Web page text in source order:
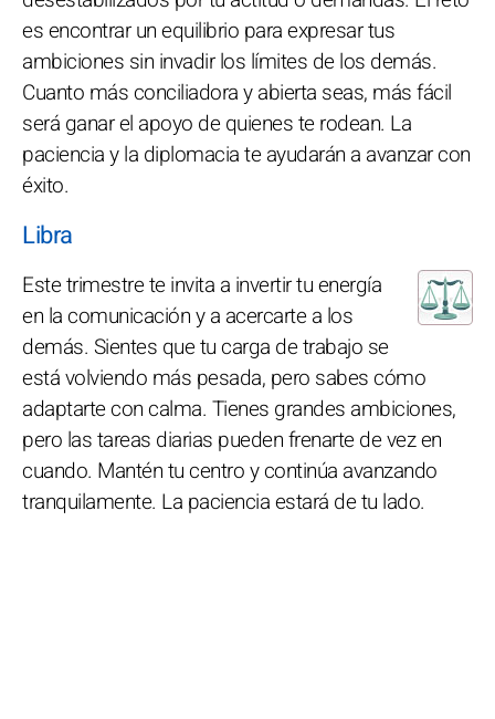
es encontrar un equilibrio para expresar tus
ambiciones sin invadir los límites de los demás.
Cuanto más conciliadora y abierta seas, más fácil
será ganar el apoyo de quienes te rodean. La
paciencia y la diplomacia te ayudarán a avanzar con
éxito.
Libra
Este trimestre te invita a invertir tu energía
en la comunicación y a acercarte a los
demás. Sientes que tu carga de trabajo se
está volviendo más pesada, pero sabes cómo
adaptarte con calma. Tienes grandes ambiciones,
pero las tareas diarias pueden frenarte de vez en
cuando. Mantén tu centro y continúa avanzando
tranquilamente. La paciencia estará de tu lado.